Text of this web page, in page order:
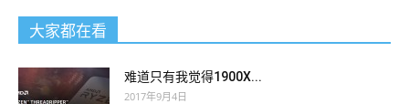
大家都在看
难道只有我觉得1900X...
2017年9月4日